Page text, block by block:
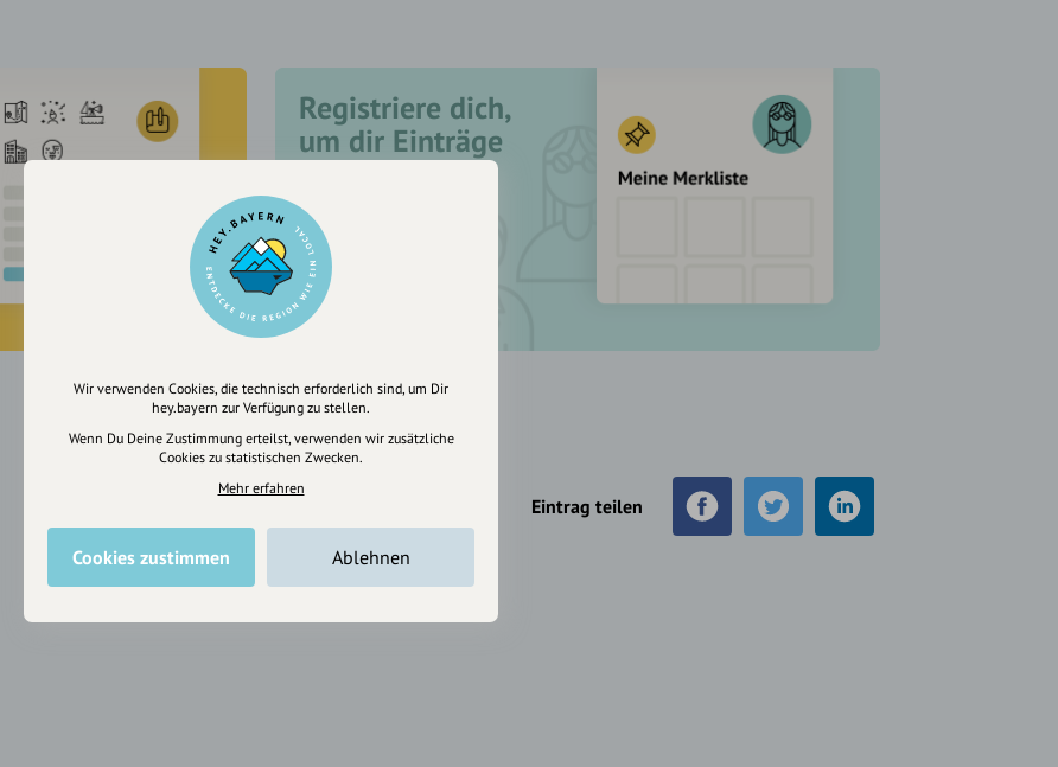
Registriere dich,
um dir Einträge
Eintrag teilen
Wir verwenden Cookies, die technisch erforderlich sind, um Dir
hey.bayern zur Verfügung zu stellen.
Wenn Du Deine Zustimmung erteilst, verwenden wir zusätzliche
Cookies zu statistischen Zwecken.
Mehr erfahren
Cookies zustimmen Ablehnen